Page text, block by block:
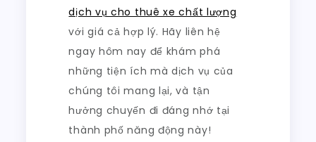
dịch vụ cho thuê xe chất lượng
với giá cả hợp lý. Hãy liên hệ
ngay hôm nay để khám phá
những tiện ích mà dịch vụ của
chúng tôi mang lại, và tận
hưởng chuyến đi đáng nhớ tại
thành phố năng động này!